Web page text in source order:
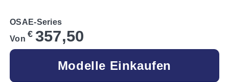
OSAE-Series
Von € 357,50
Modelle Einkaufen